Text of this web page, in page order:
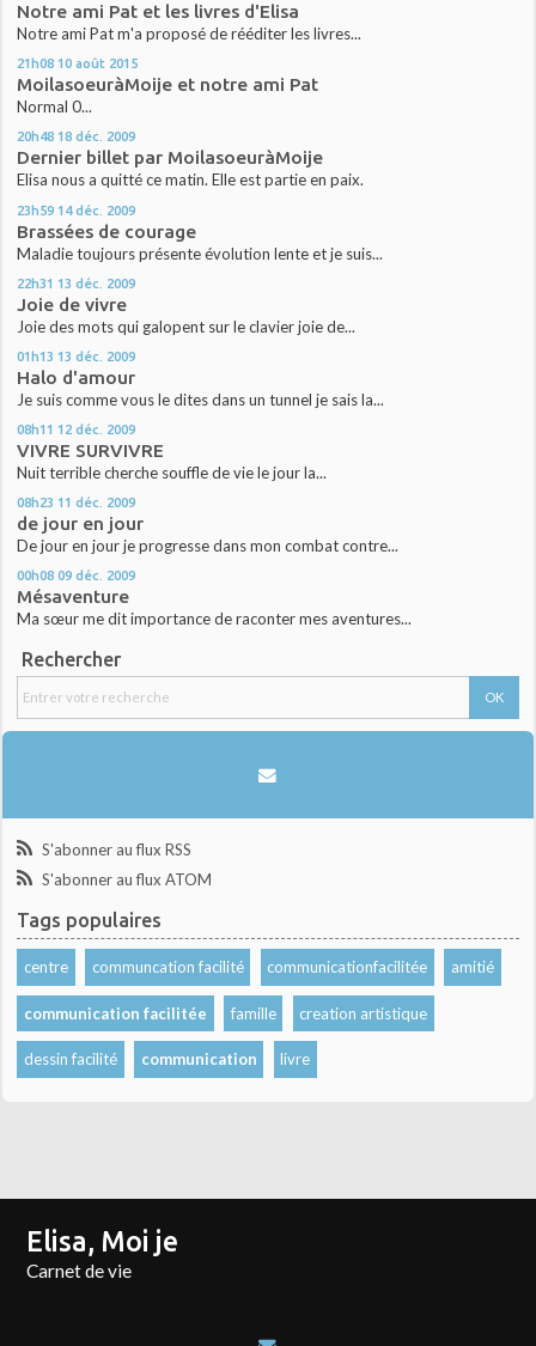
Notre ami Pat et les livres d'Elisa
Notre ami Pat m'a proposé de rééditer les livres...
21h08 10 août 2015
MoilasoeuràMoije et notre ami Pat
Normal 0...
20h48 18 déc. 2009
Dernier billet par MoilasoeuràMoije
Elisa nous a quitté ce matin. Elle est partie en paix.
23h59 14 déc. 2009
Brassées de courage
Maladie toujours présente évolution lente et je suis...
22h31 13 déc. 2009
Joie de vivre
Joie des mots qui galopent sur le clavier joie de...
01h13 13 déc. 2009
Halo d'amour
Je suis comme vous le dites dans un tunnel je sais la...
08h11 12 déc. 2009
VIVRE SURVIVRE
Nuit terrible cherche souffle de vie le jour la...
08h23 11 déc. 2009
de jour en jour
De jour en jour je progresse dans mon combat contre...
00h08 09 déc. 2009
Mésaventure
Ma sœur me dit importance de raconter mes aventures...
Rechercher
S'abonner au flux RSS
S'abonner au flux ATOM
Tags populaires
centre communcation facilité communicationfacilitée amitié
communication facilitée famille creation artistique
dessin facilité communication livre
Elisa, Moi je
Carnet de vie